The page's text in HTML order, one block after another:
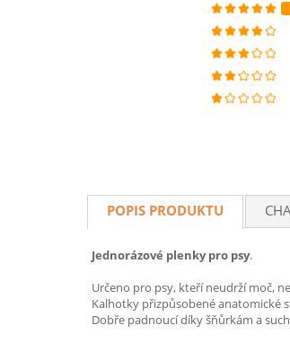
POPIS PRODUKTU
Jednorázové plenky pro psy.
Určeno pro psy, kteří neudrží moč,
Kalhotky přizpůsobené anatomické
Dobře padnoucí díky šňůrkám a